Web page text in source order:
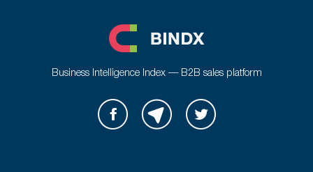
Business Intelligence Index — B2B sales platform